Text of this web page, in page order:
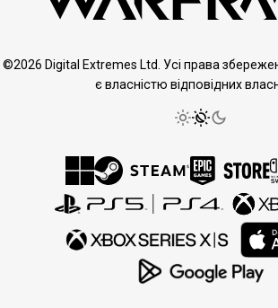
©2026 Digital Extremes Ltd. Усі права
є власністю відповідних